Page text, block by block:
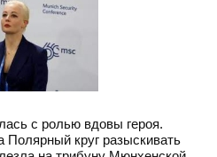
с ролью вдовы героя.
Полярный круг разыскивать